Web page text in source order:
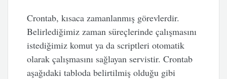
Crontab, kısaca zamanlanmış görevlerdir.
Belirlediğimiz zaman süreçlerinde çalışmasını
istediğimiz komut ya da scriptleri otomatik
olarak çalışmasını sağlayan servistir. Crontab
aşağıdaki tabloda belirtilmiş olduğu gibi